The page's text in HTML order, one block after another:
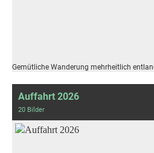
Gemütliche Wanderung mehrheitlich
Auffahrt 2026
20 Bilder